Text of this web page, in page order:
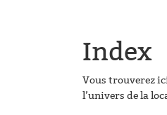
Index
Vous trouverez
l’univers de la